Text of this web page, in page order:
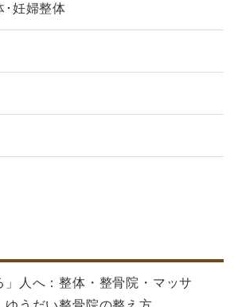
･妊婦整体
」人へ：整体・整骨院・マッサ